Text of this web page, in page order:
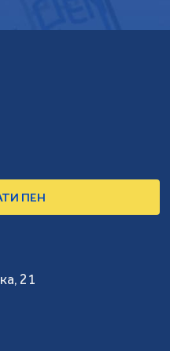
ПЕН
21